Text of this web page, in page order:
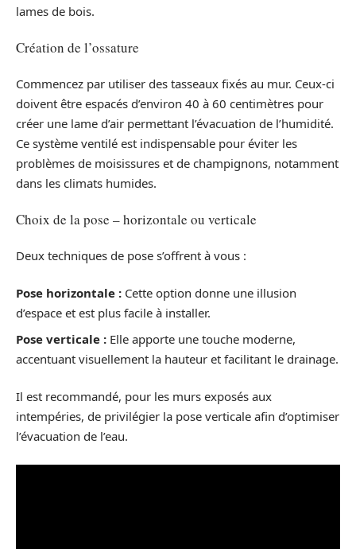
lames de bois.
Création de l’ossature
Commencez par utiliser des tasseaux fixés au mur. Ceux-ci
doivent être espacés d’environ 40 à 60 centimètres pour
créer une lame d’air permettant l’évacuation de l’humidité.
Ce système ventilé est indispensable pour éviter les
problèmes de moisissures et de champignons, notamment
dans les climats humides.
Choix de la pose – horizontale ou verticale
Deux techniques de pose s’offrent à vous :
Pose horizontale : Cette option donne une illusion
d’espace et est plus facile à installer.
Pose verticale : Elle apporte une touche moderne,
accentuant visuellement la hauteur et facilitant le drainage.
Il est recommandé, pour les murs exposés aux
intempéries, de privilégier la pose verticale afin d’optimiser
l’évacuation de l’eau.